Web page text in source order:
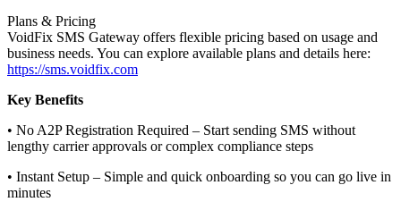
Plans & Pricing
VoidFix SMS Gateway offers flexible pricing based on usage and
business needs. You can explore available plans and details here:
https://sms.voidfix.com
Key Benefits
• No A2P Registration Required – Start sending SMS without
lengthy carrier approvals or complex compliance steps
• Instant Setup – Simple and quick onboarding so you can go live in
minutes